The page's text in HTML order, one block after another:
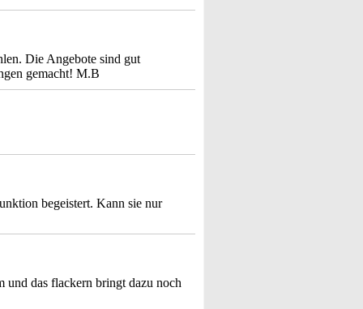
Die Angebote sind gut
gemacht! M.B
begeistert. Kann sie nur
und das flackern bringt dazu noch